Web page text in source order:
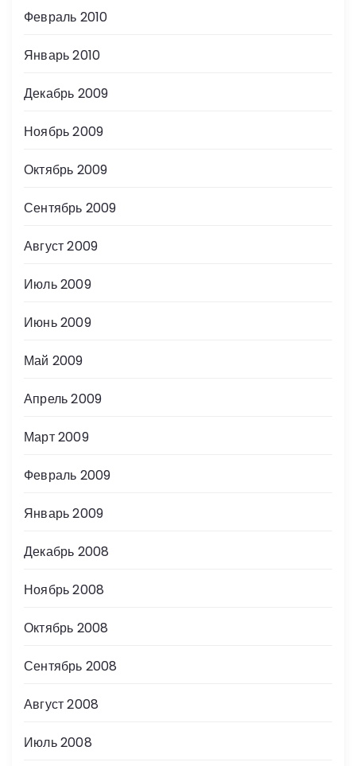
Февраль 2010
Январь 2010
Декабрь 2009
Ноябрь 2009
Октябрь 2009
Сентябрь 2009
Август 2009
Июль 2009
Июнь 2009
Май 2009
Апрель 2009
Март 2009
Февраль 2009
Январь 2009
Декабрь 2008
Ноябрь 2008
Октябрь 2008
Сентябрь 2008
Август 2008
Июль 2008